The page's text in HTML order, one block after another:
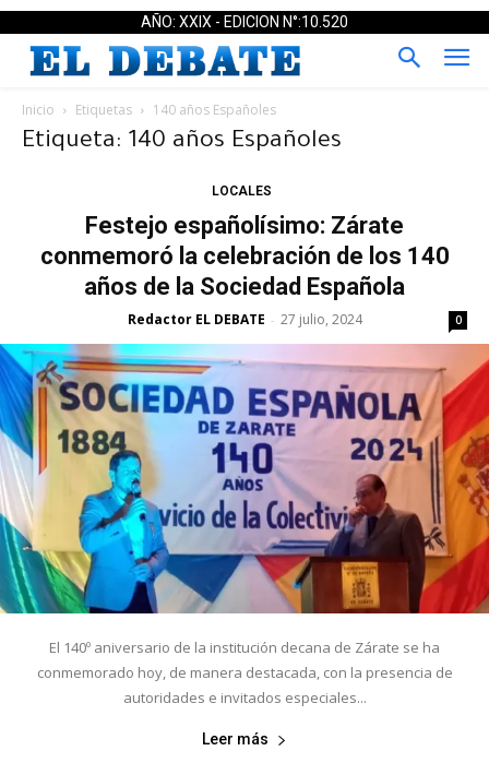
AÑO: XXIX - EDICION N°:10.520
Inicio Etiquetas 140 años Españoles
Etiqueta: 140 años Españoles
LOCALES
Festejo españolísimo: Zárate
conmemoró la celebración de los 140
años de la Sociedad Española
Redactor EL DEBATE - 27 julio, 2024 0
El 140º aniversario de la institución decana de Zárate se ha
conmemorado hoy, de manera destacada, con la presencia de
autoridades e invitados especiales...
Leer más